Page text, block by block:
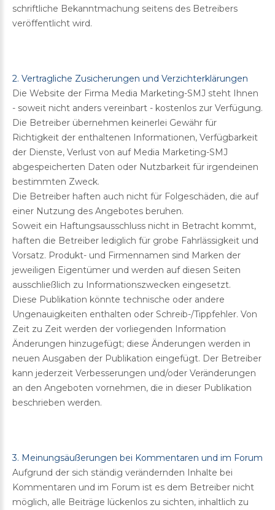
schriftliche Bekanntmachung seitens des Betreibers
veröffentlicht wird.
2. Vertragliche Zusicherungen und Verzichterklärungen
Die Website der Firma Media Marketing-SMJ steht Ihnen
- soweit nicht anders vereinbart - kostenlos zur Verfügung.
Die Betreiber übernehmen keinerlei Gewähr für
Richtigkeit der enthaltenen Informationen, Verfügbarkeit
der Dienste, Verlust von auf Media Marketing-SMJ
abgespeicherten Daten oder Nutzbarkeit für irgendeinen
bestimmten Zweck.
Die Betreiber haften auch nicht für Folgeschäden, die auf
einer Nutzung des Angebotes beruhen.
Soweit ein Haftungsausschluss nicht in Betracht kommt,
haften die Betreiber lediglich für grobe Fahrlässigkeit und
Vorsatz. Produkt- und Firmennamen sind Marken der
jeweiligen Eigentümer und werden auf diesen Seiten
ausschließlich zu Informationszwecken eingesetzt.
Diese Publikation könnte technische oder andere
Ungenauigkeiten enthalten oder Schreib-/Tippfehler. Von
Zeit zu Zeit werden der vorliegenden Information
Änderungen hinzugefügt; diese Änderungen werden in
neuen Ausgaben der Publikation eingefügt. Der Betreiber
kann jederzeit Verbesserungen und/oder Veränderungen
an den Angeboten vornehmen, die in dieser Publikation
beschrieben werden.
3. Meinungsäußerungen bei Kommentaren und im Forum
Aufgrund der sich ständig verändernden Inhalte bei
Kommentaren und im Forum ist es dem Betreiber nicht
möglich, alle Beiträge lückenlos zu sichten, inhaltlich zu